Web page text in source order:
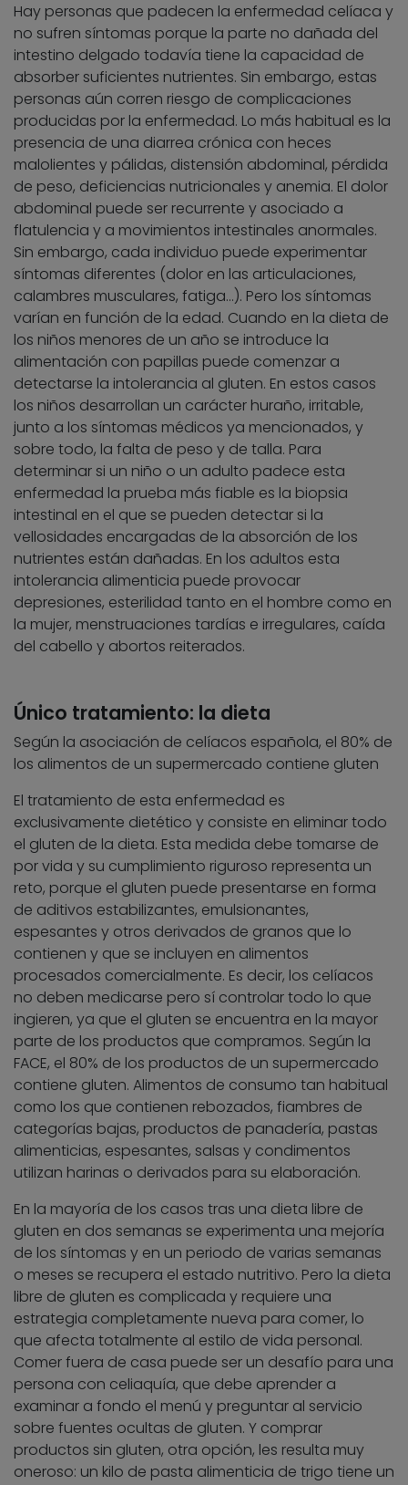
Hay personas que padecen la enfermedad celíaca y
no sufren síntomas porque la parte no dañada del
intestino delgado todavía tiene la capacidad de
absorber suficientes nutrientes. Sin embargo, estas
personas aún corren riesgo de complicaciones
producidas por la enfermedad. Lo más habitual es la
presencia de una diarrea crónica con heces
malolientes y pálidas, distensión abdominal, pérdida
de peso, deficiencias nutricionales y anemia. El dolor
abdominal puede ser recurrente y asociado a
flatulencia y a movimientos intestinales anormales.
Sin embargo, cada individuo puede experimentar
síntomas diferentes (dolor en las articulaciones,
calambres musculares, fatiga…). Pero los síntomas
varían en función de la edad. Cuando en la dieta de
los niños menores de un año se introduce la
alimentación con papillas puede comenzar a
detectarse la intolerancia al gluten. En estos casos
los niños desarrollan un carácter huraño, irritable,
junto a los síntomas médicos ya mencionados, y
sobre todo, la falta de peso y de talla. Para
determinar si un niño o un adulto padece esta
enfermedad la prueba más fiable es la biopsia
intestinal en el que se pueden detectar si la
vellosidades encargadas de la absorción de los
nutrientes están dañadas. En los adultos esta
intolerancia alimenticia puede provocar
depresiones, esterilidad tanto en el hombre como en
la mujer, menstruaciones tardías e irregulares, caída
del cabello y abortos reiterados.
Único tratamiento: la dieta
Según la asociación de celíacos española, el 80% de
los alimentos de un supermercado contiene gluten
El tratamiento de esta enfermedad es
exclusivamente dietético y consiste en eliminar todo
el gluten de la dieta. Esta medida debe tomarse de
por vida y su cumplimiento riguroso representa un
reto, porque el gluten puede presentarse en forma
de aditivos estabilizantes, emulsionantes,
espesantes y otros derivados de granos que lo
contienen y que se incluyen en alimentos
procesados comercialmente. Es decir, los celíacos
no deben medicarse pero sí controlar todo lo que
ingieren, ya que el gluten se encuentra en la mayor
parte de los productos que compramos. Según la
FACE, el 80% de los productos de un supermercado
contiene gluten. Alimentos de consumo tan habitual
como los que contienen rebozados, fiambres de
categorías bajas, productos de panadería, pastas
alimenticias, espesantes, salsas y condimentos
utilizan harinas o derivados para su elaboración.
En la mayoría de los casos tras una dieta libre de
gluten en dos semanas se experimenta una mejoría
de los síntomas y en un periodo de varias semanas
o meses se recupera el estado nutritivo. Pero la dieta
libre de gluten es complicada y requiere una
estrategia completamente nueva para comer, lo
que afecta totalmente al estilo de vida personal.
Comer fuera de casa puede ser un desafío para una
persona con celiaquía, que debe aprender a
examinar a fondo el menú y preguntar al servicio
sobre fuentes ocultas de gluten. Y comprar
productos sin gluten, otra opción, les resulta muy
oneroso: un kilo de pasta alimenticia de trigo tiene un